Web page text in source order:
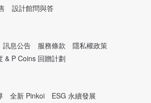
設計館問與答
訊息公告 服務條款
隱私權政策
& P Coins 回贈計劃
全新 Pinkoi
ESG 永續發展